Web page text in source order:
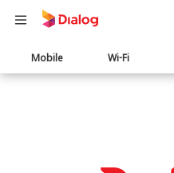
Main
navigation
Mobile Wi-Fi